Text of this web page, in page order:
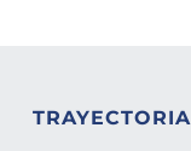
TRAYECTORIA